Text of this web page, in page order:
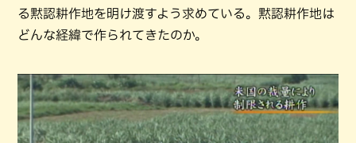
る黙認耕作地を明け渡すよう求めている。黙認耕作地は
どんな経緯で作られてきたのか。